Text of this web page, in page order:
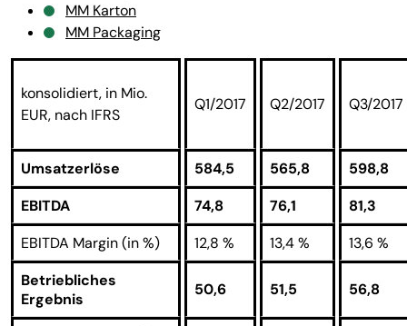
MM Karton
MM Packaging
konsolidiert, in Mio.
EUR, nach IFRS
Q1/2017 Q2/2017 Q3/2017
Umsatzerlöse 584,5 565,8
598,8
EBITDA
74,8 76,1
81,3
EBITDA Margin (in %)
12,8 % 13,4 %
13,6 %
Betriebliches
Ergebnis
50,6 51,5 56,8